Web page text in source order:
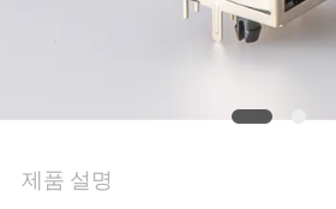
제품 설명